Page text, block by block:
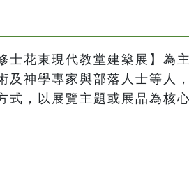
花東現代教堂建築展】為
及神學專家與部落人士等人
式，以展覽主題或展品為核